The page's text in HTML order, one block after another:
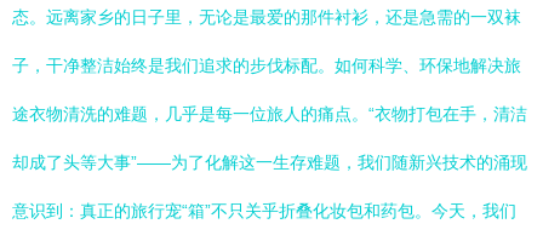
态。远离家乡的日子里，无论是最爱的那件衬衫，还是急需的一双袜
子，干净整洁始终是我们追求的步伐标配。如何科学、环保地解决旅
途衣物清洗的难题，几乎是每一位旅人的痛点。“衣物打包在手，清洁
却成了头等大事”——为了化解这一生存难题，我们随新兴技术的涌现
意识到：真正的旅行宠“箱”不只关乎折叠化妆包和药包。今天，我们